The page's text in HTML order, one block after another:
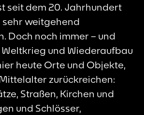
seit dem 20. Jahrhundert
weitgehend
Doch noch immer – und
und Wiederaufbau
heute Orte und Objekte,
zurückreichen:
Straßen, Kirchen und
und Schlösser,